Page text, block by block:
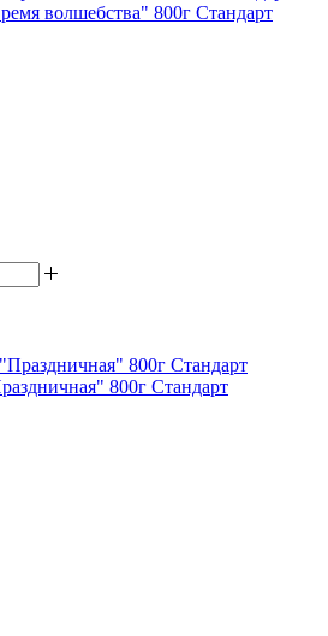
волшебства" 800г Стандарт
800г Стандарт